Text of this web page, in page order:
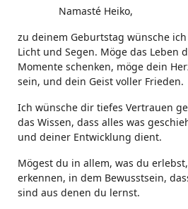
Namasté Heiko,
zu deinem Geburtstag wünsche
Licht und Segen. Möge das Leben
Momente schenken, möge dein
sein, und dein Geist voller Frieden.
Ich wünsche dir tiefes Vertrauen
das Wissen, dass alles was
und deiner Entwicklung dient.
Mögest du in allem, was du
erkennen, in dem Bewusstsein,
sind aus denen du lernst.